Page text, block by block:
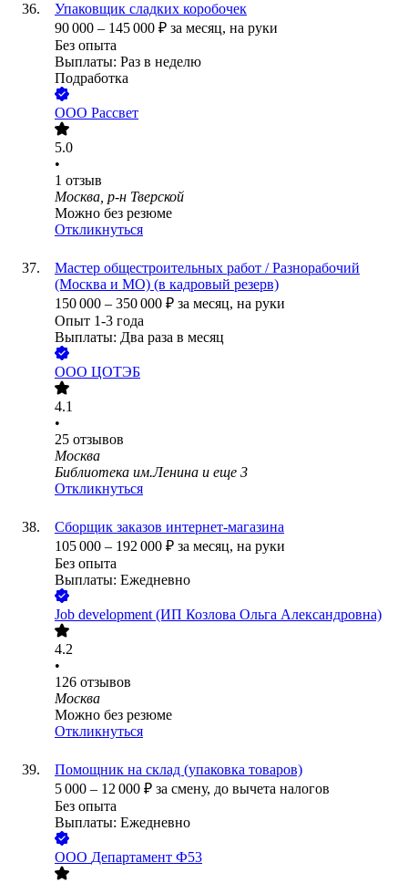
Упаковщик сладких корoбочек
90 000 – 145 000 ₽ за месяц, на руки
Без опыта
Выплаты: Раз в неделю
Подработка
ООО Рассвет
5.0
•
1 отзыв
Москва, р-н Тверской
Можно без резюме
Откликнуться
Мастер общестроительных работ / Разнорабочий
(Москва и МО) (в кадровый резерв)
150 000 – 350 000 ₽ за месяц, на руки
Опыт 1-3 года
Выплаты: Два раза в месяц
ООО ЦОТЭБ
4.1
•
25 отзывов
Москва
Библиотека им.Ленина и еще 3
Откликнуться
Сборщик заказов интернет-магазина
105 000 – 192 000 ₽ за месяц, на руки
Без опыта
Выплаты: Ежедневно
Job development (ИП Козлова Ольга Александровна)
4.2
•
126 отзывов
Москва
Можно без резюме
Откликнуться
Помощник на склад (упаковка товаров)
5 000 – 12 000 ₽ за смену, до вычета налогов
Без опыта
Выплаты: Ежедневно
ООО Департамент Ф53